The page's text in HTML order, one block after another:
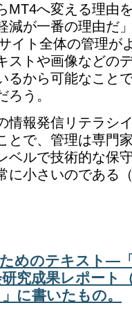
MT4へ変える理由
減が一番の理由だ
イト全体の管理が
ストや画像などの
るから可能なこと
う。
情報発信リテラシ
とで、管理は専門
ベルで技術的な保
に小さいのである
めのテキスト―
究成果レポート
に書いたもの。